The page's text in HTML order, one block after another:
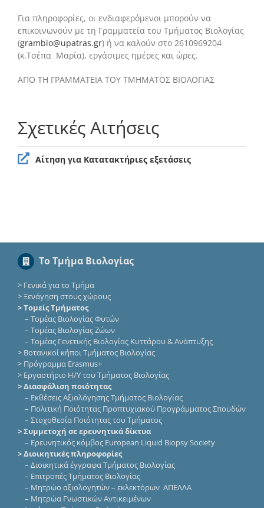
Για πληροφορίες, οι ενδιαφερόμενοι μπορούν να
επικοινωνούν με τη Γραμματεία του Τμήματος Βιολογίας
(grambio@upatras.gr) ή να καλούν στο 2610969204
(κ.Τσέπα Μαρία), εργάσιμες ημέρες και ώρες.
ΑΠΟ ΤΗ ΓΡΑΜΜΑΤΕΙΑ ΤΟΥ ΤΜΗΜΑΤΟΣ ΒΙΟΛΟΓΙΑΣ
Σχετικές Αιτήσεις
Αίτηση για Κατατακτήριες εξετάσεις
Το Τμήμα Βιολογίας
> Γενικά για το Τμήμα
>Ξενάγηση στους χώρους
> Τομείς Τμήματος
– Τομέας Βιολογίας Φυτών
– Τομέας Βιολογίας Ζώων
– Τομέας Γενετικής Βιολογίας Κυττάρου & Ανάπτυξης
> Βοτανικοί κήποι Τμήματος Βιολογίας
> Πρόγραμμα Erasmus+
> Εργαστήριο Η/Υ του Τμήματος Βιολογίας
> Διασφάλιση ποιότητας
– Εκθέσεις Αξιολόγησης Τμήματος Βιολογίας
– Πολιτική Ποιότητας Προπτυχιακού Προγράμματος Σπουδών
– Στοχοθεσία Ποιότητας του Τμήματος
> Συμμετοχή σε ερευνητικά δίκτυα
– Eρευνητικός κόμβος European Liquid Biopsy Society
> Διοικητικές πληροφορίες
– Διοικητικά έγγραφα Τμήματος Βιολογίας
– Επιτροπές Τμήματος Βιολογίας
– Μητρώο αξιολογητών – εκλεκτόρων ΑΠΕΛΛΑ
– Μητρώα Γνωστικών Αντικειμένων